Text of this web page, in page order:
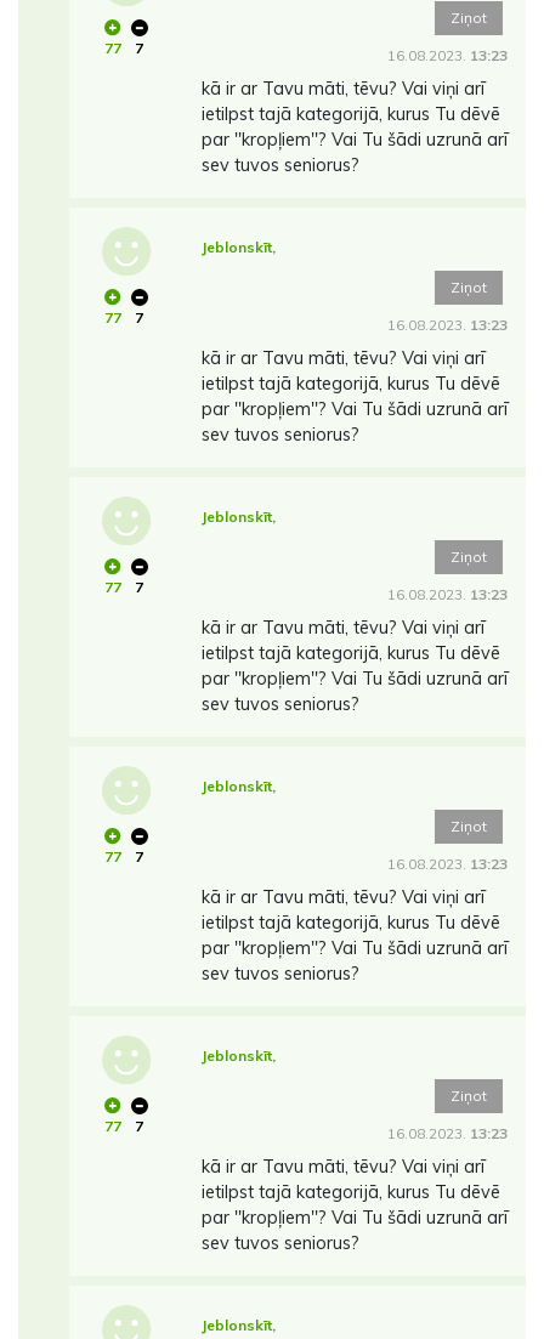
77 7
Ziņot
16.08.2023. 13:23
kā ir ar Tavu māti, tēvu? Vai viņi arī
ietilpst tajā kategorijā, kurus Tu dēvē
par ''kropļiem''? Vai Tu šādi uzrunā arī
sev tuvos seniorus?
77 7
Jeblonskīt,
Ziņot
16.08.2023. 13:23
kā ir ar Tavu māti, tēvu? Vai viņi arī
ietilpst tajā kategorijā, kurus Tu dēvē
par ''kropļiem''? Vai Tu šādi uzrunā arī
sev tuvos seniorus?
77 7
Jeblonskīt,
Ziņot
16.08.2023. 13:23
kā ir ar Tavu māti, tēvu? Vai viņi arī
ietilpst tajā kategorijā, kurus Tu dēvē
par ''kropļiem''? Vai Tu šādi uzrunā arī
sev tuvos seniorus?
77 7
Jeblonskīt,
Ziņot
16.08.2023. 13:23
kā ir ar Tavu māti, tēvu? Vai viņi arī
ietilpst tajā kategorijā, kurus Tu dēvē
par ''kropļiem''? Vai Tu šādi uzrunā arī
sev tuvos seniorus?
77 7
Jeblonskīt,
Ziņot
16.08.2023. 13:23
kā ir ar Tavu māti, tēvu? Vai viņi arī
ietilpst tajā kategorijā, kurus Tu dēvē
par ''kropļiem''? Vai Tu šādi uzrunā arī
sev tuvos seniorus?
Jeblonskīt,